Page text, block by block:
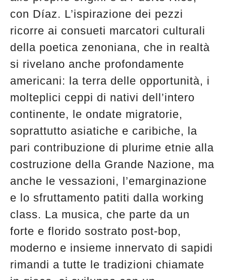
con Díaz. L’ispirazione dei pezzi
ricorre ai consueti marcatori culturali
della poetica zenoniana, che in realtà
si rivelano anche profondamente
americani: la terra delle opportunità, i
molteplici ceppi di nativi dell’intero
continente, le ondate migratorie,
soprattutto asiatiche e caribiche, la
pari contribuzione di plurime etnie alla
costruzione della Grande Nazione, ma
anche le vessazioni, l’emarginazione
e lo sfruttamento patiti dalla working
class. La musica, che parte da un
forte e florido sostrato post-bop,
moderno e insieme innervato di sapidi
rimandi a tutte le tradizioni chiamate